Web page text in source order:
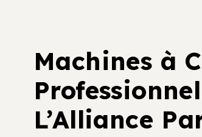
Machines à
L’Alliance